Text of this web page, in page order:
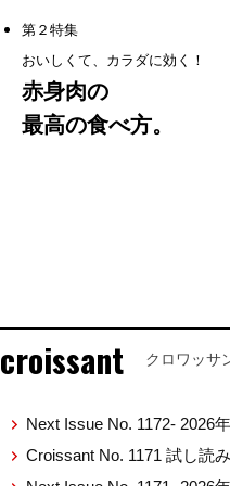
第２特集
おいしくて、カラダに効く！
赤身肉の
最高の食べ方。
croissant クロワッサ
Next Issue No. 1172- 2026
Croissant No. 1171 試し読